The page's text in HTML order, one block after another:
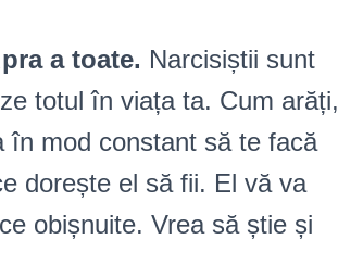
a toate. Narcisiștii sunt
totul în viața ta. Cum arăți,
în mod constant să te facă
dorește el să fii. El vă va
obișnuite. Vrea să știe și